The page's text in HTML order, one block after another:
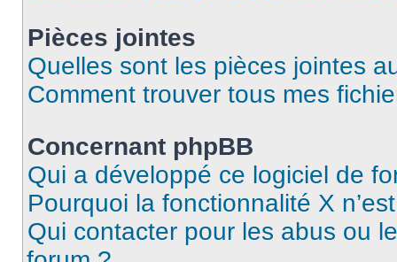
Pièces jointes
Quelles sont les pièces jointes
Comment trouver tous mes
Concernant phpBB
Qui a développé ce logiciel de
Pourquoi la fonctionnalité X
Qui contacter pour les abus ou